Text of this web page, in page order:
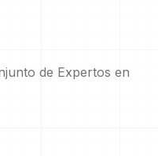
de Expertos en